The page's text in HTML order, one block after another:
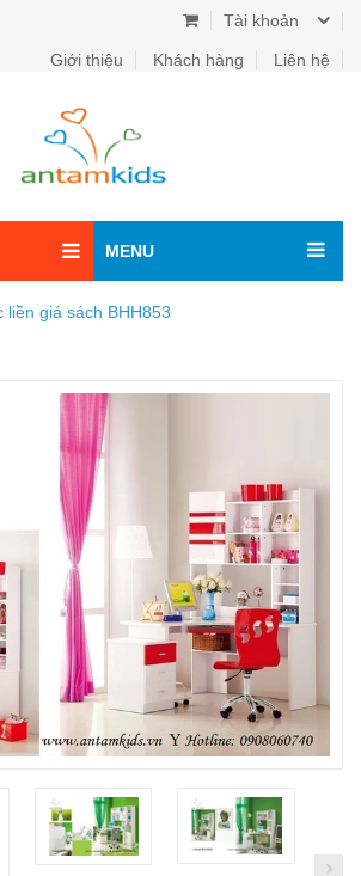
Tài khoản
Giới thiệu Khách hàng Liên hệ
MENU
liền giá sách BHH853